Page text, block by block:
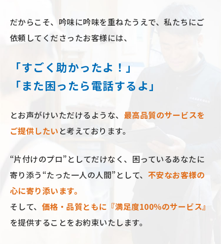
だからこそ、吟味に吟味を重ねたうえで、私たちにご
依頼してくださったお客様には、
「すごく助かったよ！」
「また困ったら電話するよ」
とお声がけいただけるような、 最⾼品質のサービスを
ご提供したい と考えております。
“⽚付けのプロ”としてだけなく、困っているあなたに
寄り添う“たった⼀⼈の⼈間”として、 不安なお客様の
⼼に寄り添います。
そして、 価格‧品質ともに『満⾜度100％のサービス』
を提供することをお約束いたします。